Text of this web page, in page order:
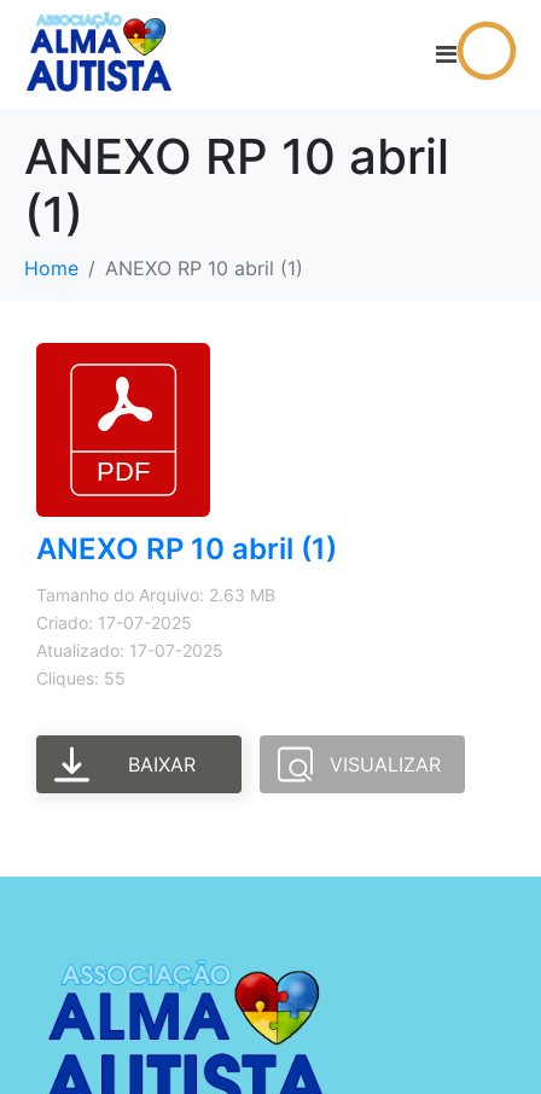
ANEXO RP 10 abril
(1)
Home ANEXO RP 10 abril (1)
ANEXO RP 10 abril (1)
Tamanho do Arquivo: 2.63 MB
Criado: 17-07-2025
Atualizado: 17-07-2025
Cliques: 55
BAIXAR VISUALIZAR